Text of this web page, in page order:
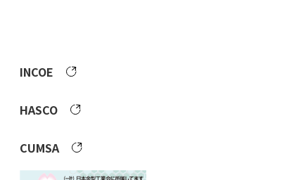
INCOE
HASCO
CUMSA